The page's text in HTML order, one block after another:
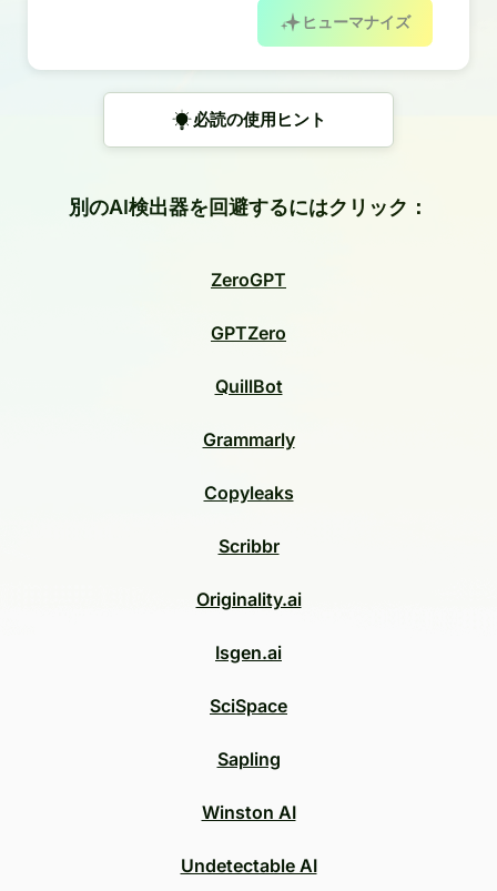
ヒューマナイズ
必読の使用ヒント
別のAI検出器を回避するにはクリック：
ZeroGPT
GPTZero
QuillBot
Grammarly
Copyleaks
Scribbr
Originality.ai
Isgen.ai
SciSpace
Sapling
Winston AI
Undetectable AI